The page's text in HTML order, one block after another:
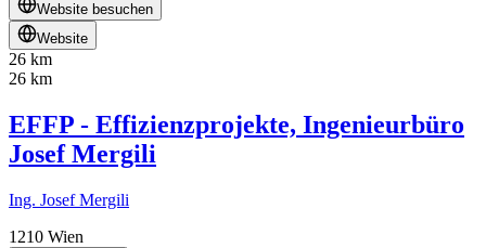
Website besuchen
Website
26 km
26 km
EFFP - Effizienzprojekte, Ingenieurbüro
Josef Mergili
Ing. Josef Mergili
1210 Wien